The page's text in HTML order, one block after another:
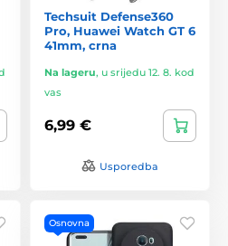
Techsuit Defense360
Pro, Huawei Watch GT 6
41mm, crna
Na lageru, u srijedu 12. 8. kod
vas
6,99 €
Usporedba
Osnovna